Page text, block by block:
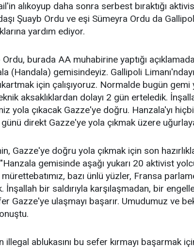
alıkoyup daha sonra serbest bıraktığı
Şuayb Ordu ve eşi Sümeyra Ordu da
yardım ediyor.
Ordu, burada AA muhabirine yaptığı
(Handala) gemisindeyiz. Gallipoli
için çalışıyoruz. Normalde bugün gemi
aksaklıklardan dolayı 2 gün erteledik.
yola çıkacak Gazze'ye doğru. Hanzala'yı
direkt Gazze'ye yola çıkmak üzere
Gazze'ye doğru yola çıkmak için son
gemisinde aşağı yukarı 20 aktivist
bazı ünlü yüzler, Fransa
İnşallah bir saldırıyla karşılaşmadan, bir
Gazze'ye ulaşmayı başarır. Umudumuz ve
illegal ablukasını bu sefer kırmayı başarmak